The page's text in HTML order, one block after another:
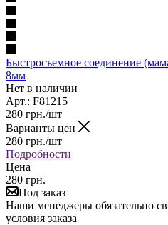
Быстросъемное соединение
8мм
Нет в наличии
Арт.: F81215
280 грн./шт
Варианты цен
280 грн./шт
Подробности
Цена
280 грн.
Под заказ
Наши менеджеры обязательно
условия заказа